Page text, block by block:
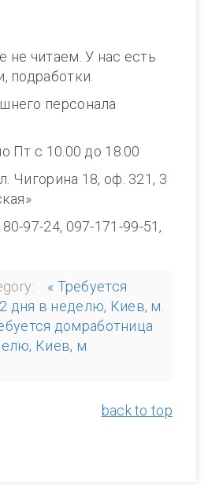
не читаем. У нас есть
подработки.
персонала
Пт с 10.00 до 18.00
Чигорина 18, оф. 321, 3
97-24, 097-171-99-51,
« Требуется
дня в неделю, Киев, м.
домработница
Киев, м.
back to top